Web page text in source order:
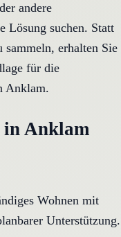
andere
Lösung suchen. Statt
erhalten Sie
für die
Anklam.
in Anklam
Wohnen mit
Unterstützung.